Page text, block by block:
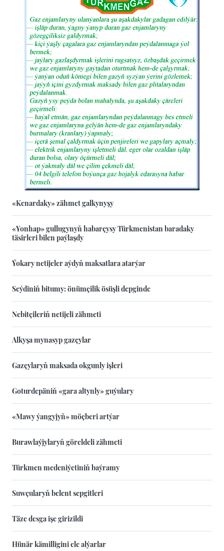
«Kenardaky» zähmet galkynyşy
«Yonhap» gullugynyň habarçysy Türkmenistan baradaky
täsirleri bilen paýlaşdy
Ýokary netijeler aýdyň maksatlara atarýar
Seýdiniň bitumy: önümçilik ösüşli depginde
Nebitçileriň netijeli zähmeti
Alkyşa mynasyp gazçylar
Gazçylaryň maksada okgunly işleri
Goturdepäniň «gara altynly» guýulary
«Mawy ýangyjyň» möçberi artýar
Burawlaýjylaryň göreldeli zähmeti
Türkmen medeniýetiniň baýramy
Suwçularyň belent sepgitleri
Täze desga işe girizildi
Hünär kämilligini ele alýarlar